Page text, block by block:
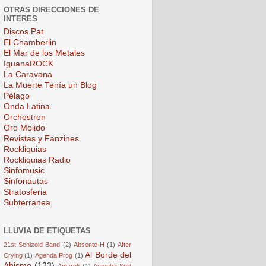
OTRAS DIRECCIONES DE
INTERES
Discos Pat
El Chamberlin
El Mar de los Metales
IguanaROCK
La Caravana
La Muerte Tenía un Blog
Pélago
Onda Latina
Orchestron
Oro Molido
Revistas y Fanzines
Rockliquias
Rockliquias Radio
Sinfomusic
Sinfonautas
Stratosferia
Subterranea
LLUVIA DE ETIQUETAS
21st Schizoid Band (2) Absente-H (1) After
Crying (1) Agenda Prog (1) Al Borde del